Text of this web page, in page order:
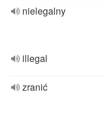
nielegalny
illegal
zranić